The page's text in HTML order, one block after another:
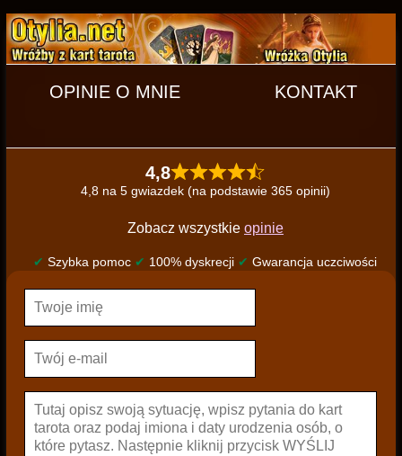
OPINIE O MNIE KONTAKT
4,8
4,8 na 5 gwiazdek (na podstawie 365 opinii)
Zobacz wszystkie opinie
✔ Szybka pomoc ✔ 100% dyskrecji ✔ Gwarancja uczciwości